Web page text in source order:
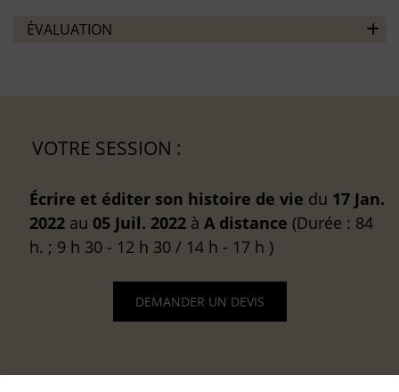
ÉVALUATION
VOTRE SESSION :
Écrire et éditer son histoire de vie du 17 Jan.
2022 au 05 Juil. 2022 à A distance (Durée : 84
h. ; 9 h 30 - 12 h 30 / 14 h - 17 h )
DEMANDER UN DEVIS